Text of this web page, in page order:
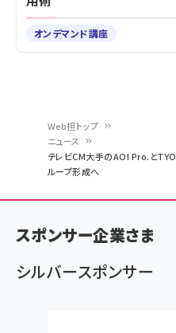
く
ず
Web担トップ
ニュース
テレビCM大手のAOI Pro.と
ループ形成へ
オンデマンド講座
スポンサー企業さま
シルバースポンサー